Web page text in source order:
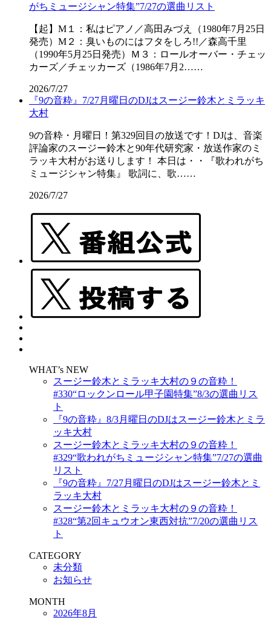
がちミュージシャン特集”7/27の選曲リスト
【起】M１：私はピアノ／高田みづえ（1980年7月25日
発売）M２：臭いものにはフタをしろ!!／森高千里
（1990年5月25日発売）Ｍ３：ロールオーバー・チェッ
カーズ／チェッカーズ（1986年7月2……
2026/7/27
『9の音粋』7/27月曜日のDJはスージー鈴木とミラッキ
大村
9の音粋・月曜日！第329回目の放送です！DJは、音楽
評論家のスージー鈴木と90年代研究家・放送作家のミ
ラッキ大村がお送りします！ 本日は・・『歌われがち
ミュージシャン特集』 歌詞に、歌……
2026/7/27
WHAT’s NEW
スージー鈴木とミラッキ大村の９の音粋！
#330“ロックンロール甲子園特集”8/3の選曲リス
ト
『9の音粋』8/3月曜日のDJはスージー鈴木とミラ
ッキ大村
スージー鈴木とミラッキ大村の９の音粋！
#329“歌われがちミュージシャン特集”7/27の選曲
リスト
『9の音粋』7/27月曜日のDJはスージー鈴木とミ
ラッキ大村
スージー鈴木とミラッキ大村の９の音粋！
#328“第2回キュウオン東西対抗”7/20の選曲リス
ト
CATEGORY
未分類
お知らせ
MONTH
2026年8月